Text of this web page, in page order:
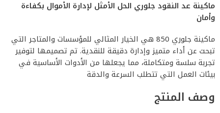
ماكينة عد النقود جلوري الحل الأمثل لإدارة الأموال بكفاءة
وأمان
ماكينة جلوري 850 هي الخيار المثالي للمؤسسات والمتاجر التي
تبحث عن أداء متميز وإدارة دقيقة للنقدية. تم تصميمها لتوفير
تجربة سلسة ومتكاملة، مما يجعلها من الأدوات الأساسية في
بيئات العمل التي تتطلب السرعة والدقة
وصف المنتج